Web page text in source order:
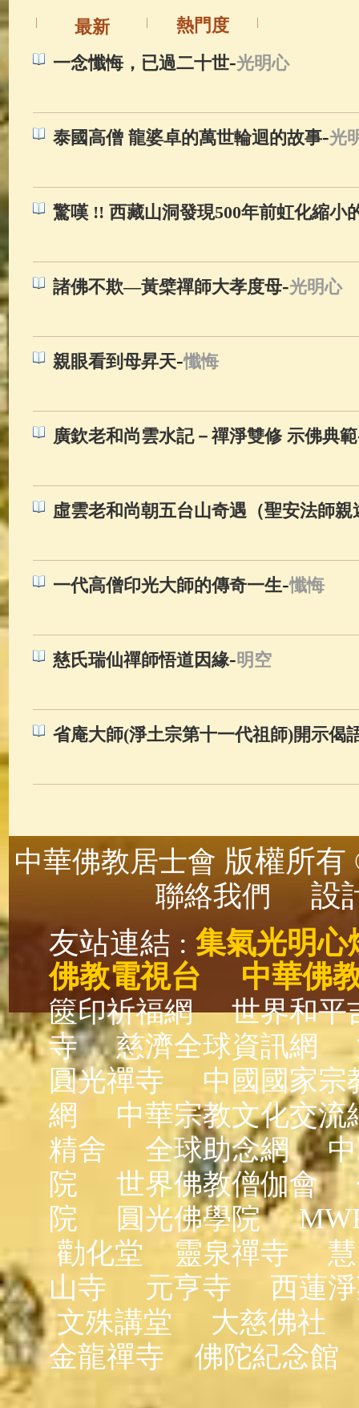
最新
熱門度
一念懺悔，已過二十世-光明心
泰國高僧 龍婆卓的萬世輪迴的故事-光
驚嘆 !! 西藏山洞發現500年前虹化縮小
諸佛不欺—黃檗禪師大孝度母-光明心
親眼看到母昇天-懺悔
廣欽老和尚雲水記－禪淨雙修 示佛典範
虛雲老和尚朝五台山奇遇（聖安法師親
一代高僧印光大師的傳奇一生-懺悔
慈氏瑞仙禪師悟道因緣-明空
省庵大師(淨土宗第十一代祖師)開示偈
中華佛教居士會 版權所
聯絡我們
設
友站連結 : 集氣光明心
佛教電視台
中華佛
篋印祈福網
世界和平
寺
慈濟全球資訊網
圓光禪寺
中國國家宗
網
中華宗教文化交流
精舍
全球助念網
院
世界佛教僧伽會
院
圓光佛學院
勸化堂
靈泉禪寺
山寺
元亨寺
西蓮
文殊講堂
大慈佛社
金龍禪寺
佛陀紀念館